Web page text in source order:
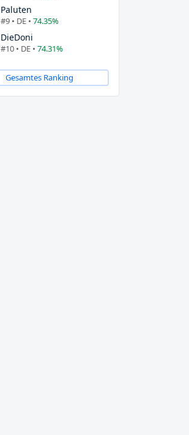
Paluten
#9 • DE • 74.35%
DieDoni
#10 • DE • 74.31%
Gesamtes Ranking